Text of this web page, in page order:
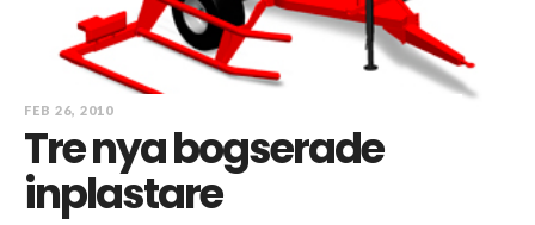
FEB 26, 2010
Tre nya bogserade
inplastare